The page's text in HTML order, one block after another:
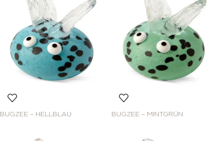
BUGZEE – HELLBLAU BUGZEE – MINTGRÜN